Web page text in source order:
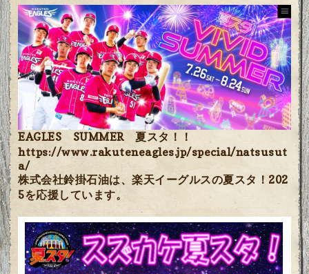
EAGLES SUMMER 夏スタ！！
https://www.rakuteneagles.jp/special/natsusut
a/
株式会社鈴掛石油は、楽天イーグルスの夏スタ！202
5を応援しています。